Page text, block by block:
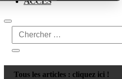
Tous les articles : cliquez ici !